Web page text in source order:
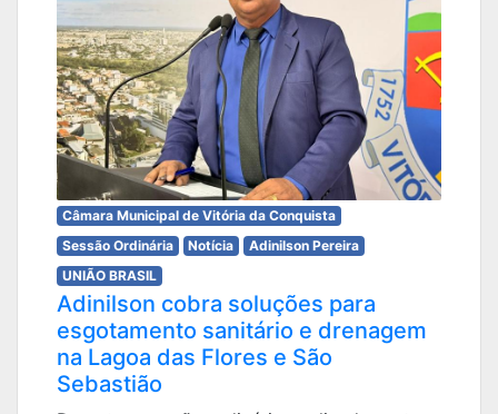
Câmara Municipal de Vitória da Conquista
Sessão Ordinária
Notícia
Adinilson Pereira
UNIÃO BRASIL
Adinilson cobra soluções para
esgotamento sanitário e drenagem
na Lagoa das Flores e São
Sebastião